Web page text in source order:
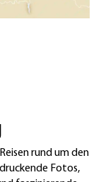
rund um den
Fotos,